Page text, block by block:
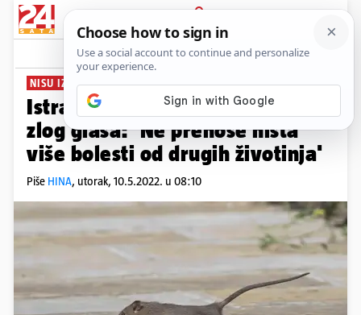
PRIJAVA
News Komentari
NISU IZVOR PANDEMIJE
Istraživači maknuli štakore sa
zlog glasa: 'Ne prenose ništa
više bolesti od drugih životinja'
Piše HINA, utorak, 10.5.2022. u 08:10